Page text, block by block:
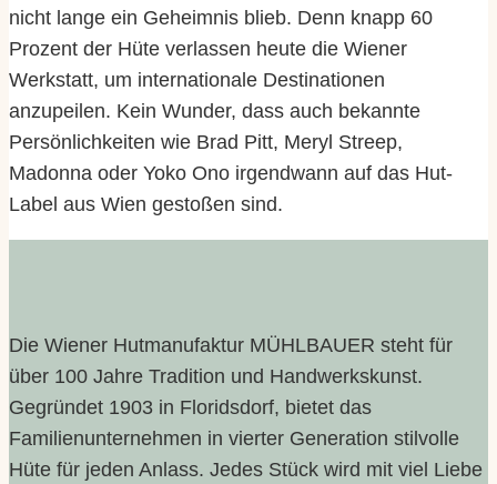
nicht lange ein Geheimnis blieb. Denn knapp 60
Prozent der Hüte verlassen heute die Wiener
Werkstatt, um internationale Destinationen
anzupeilen. Kein Wunder, dass auch bekannte
Persönlichkeiten wie Brad Pitt, Meryl Streep,
Madonna oder Yoko Ono irgendwann auf das Hut-
Label aus Wien gestoßen sind.
Die Wiener Hutmanufaktur MÜHLBAUER steht für
über 100 Jahre Tradition und Handwerkskunst.
Gegründet 1903 in Floridsdorf, bietet das
Familienunternehmen in vierter Generation stilvolle
Hüte für jeden Anlass. Jedes Stück wird mit viel Liebe